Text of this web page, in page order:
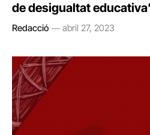
de desigualtat
Redacció abril 27, 2023